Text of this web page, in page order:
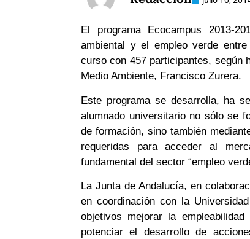
El programa Ecocampus 2013-
ambiental y el empleo verde
curso con 457 participantes, según
Medio Ambiente, Francisco Zurera.
Este programa se desarrolla, ha
alumnado universitario no sólo se
de formación, sino también
requeridas para acceder al
fundamental del sector “empleo
La Junta de Andalucía, en
en coordinación con la
objetivos mejorar la
potenciar el desarrollo de